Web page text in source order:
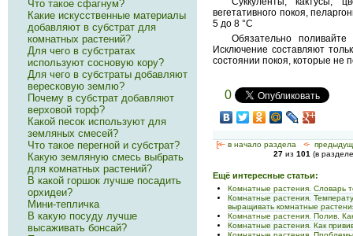
вегетативного покоя,
5 до 8 °С
Обязательно
Исключение составляют
состоянии покоя, которые не
0
[<— в начало раздела <-
27из 101 (в
Ещё интересные статьи:
Комнатные растения. Словарь
Комнатные растения.
выращивать комнатные
Комнатные растения. Полив.
Комнатные растения. Как
Что такое сфагнум?
Какие искусственные материалы
добавляют в субстрат для
комнатных растений?
Для чего в субстратах
используют сосновую кору?
Для чего в субстраты добавляют
вересковую землю?
Почему в субстрат добавляют
верховой торф?
Какой песок используют для
земляных смесей?
Что такое перегной и субстрат?
Какую земляную смесь выбрать
для комнатных растений?
В какой горшок лучше посадить
орхидеи?
Мини-тепличка
В какую посуду лучше
высаживать бонсай?